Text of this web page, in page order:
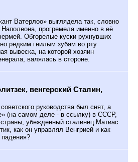
Ватерлоо» выглядела так, словно
прогремела именно в её
Обгорелые куски рухнувших
редким гнилым зубам во рту
вывеска, на которой хозяин
валялась в стороне.
венгерский Сталин,
руководства был снят, а
(на самом деле - в ссылку) в СССР,
убежденный сталинец Матиас
как он управлял Венгрией и как